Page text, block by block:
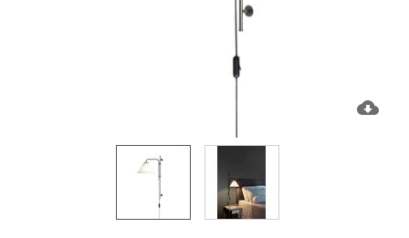
cloud_download